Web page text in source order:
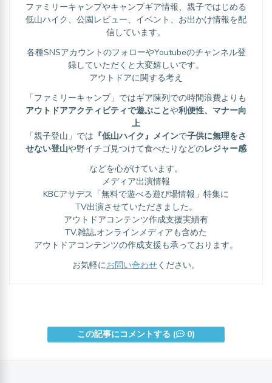
ファミリーキャンプやキャンプギア情報、親子ではじめる
低山ハイク、公園レビュー、イベント、お出かけ情報を配
信しています。
各種SNSアカウントのフォローやYoutubeのチャンネル登
録していただくと大変嬉しいです。
アウトドアに関する考え
「ファミリーキャンプ」ではギア陳列での時間浪費よりも
アウトドアアクティビティで遊ぶことや利便性、マナー向
上
「親子登山」では 『低山ハイク』メインで子供に無理をさ
せない登山や野イチゴ見つけて食べたりなどのレジャー感
などを心がけています。
メディア出演情報
KBCアサデス「無料で遊べる遊び場情報」特集に
TV出演させていただきました。
アウトドアコンテンツ作成支援実績有
TV,雑誌,オンラインメディアも含めた
アウトドアコンテンツの作成支援も承っております。
お気軽にお問い合わせください。
この記事にコメントする ( 0)